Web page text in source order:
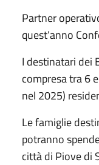
Partner
quest’anno
I destinatari dei
compresa tra 6
nel 2025)
Le famiglie
potranno
città di Piove di